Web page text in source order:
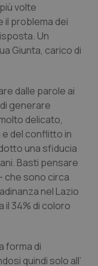
Ulcerosa
volte
problema dei
Un
Giunta, carico di
dalle parole ai
generare
delicato,
del conflitto in
una sfiducia
Basti pensare
che sono circa
nel Lazio
il 34% di coloro
forma di
quindi solo all’